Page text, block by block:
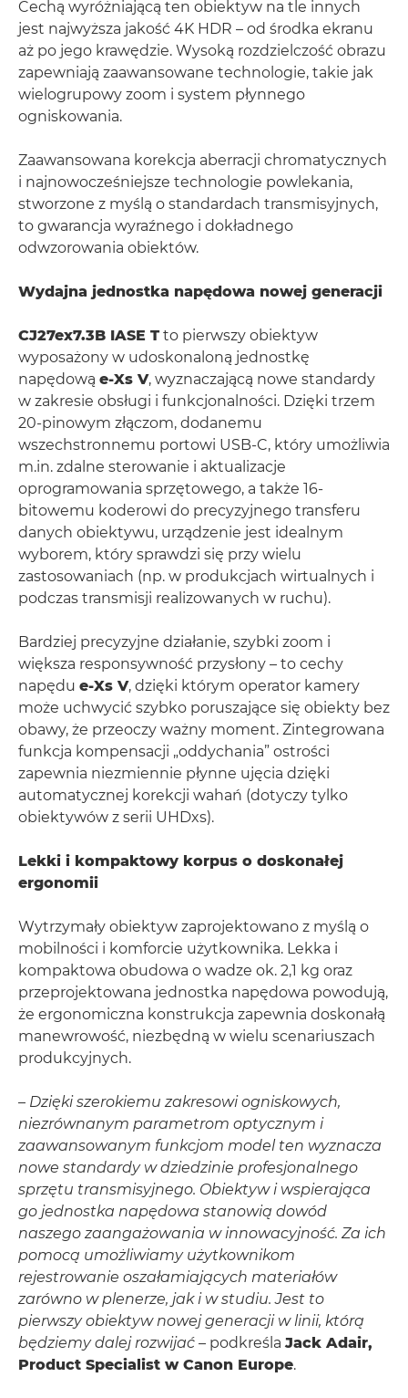
Cechą wyróżniającą ten obiektyw na tle innych
jest najwyższa jakość 4K HDR – od środka ekranu
aż po jego krawędzie. Wysoką rozdzielczość obrazu
zapewniają zaawansowane technologie, takie jak
wielogrupowy zoom i system płynnego
ogniskowania.
Zaawansowana korekcja aberracji chromatycznych
i najnowocześniejsze technologie powlekania,
stworzone z myślą o standardach transmisyjnych,
to gwarancja wyraźnego i dokładnego
odwzorowania obiektów.
Wydajna jednostka napędowa nowej generacji
CJ27ex7.3B IASE T to pierwszy obiektyw
wyposażony w udoskonaloną jednostkę
napędową e-Xs V, wyznaczającą nowe standardy
w zakresie obsługi i funkcjonalności. Dzięki trzem
20-pinowym złączom, dodanemu
wszechstronnemu portowi USB-C, który umożliwia
m.in. zdalne sterowanie i aktualizacje
oprogramowania sprzętowego, a także 16-
bitowemu koderowi do precyzyjnego transferu
danych obiektywu, urządzenie jest idealnym
wyborem, który sprawdzi się przy wielu
zastosowaniach (np. w produkcjach wirtualnych i
podczas transmisji realizowanych w ruchu).
Bardziej precyzyjne działanie, szybki zoom i
większa responsywność przysłony – to cechy
napędu e-Xs V, dzięki którym operator kamery
może uchwycić szybko poruszające się obiekty bez
obawy, że przeoczy ważny moment. Zintegrowana
funkcja kompensacji „oddychania” ostrości
zapewnia niezmiennie płynne ujęcia dzięki
automatycznej korekcji wahań (dotyczy tylko
obiektywów z serii UHDxs).
Lekki i kompaktowy korpus o doskonałej
ergonomii
Wytrzymały obiektyw zaprojektowano z myślą o
mobilności i komforcie użytkownika. Lekka i
kompaktowa obudowa o wadze ok. 2,1 kg oraz
przeprojektowana jednostka napędowa powodują,
że ergonomiczna konstrukcja zapewnia doskonałą
manewrowość, niezbędną w wielu scenariuszach
produkcyjnych.
– Dzięki szerokiemu zakresowi ogniskowych,
niezrównanym parametrom optycznym i
zaawansowanym funkcjom model ten wyznacza
nowe standardy w dziedzinie profesjonalnego
sprzętu transmisyjnego. Obiektyw i wspierająca
go jednostka napędowa stanowią dowód
naszego zaangażowania w innowacyjność. Za ich
pomocą umożliwiamy użytkownikom
rejestrowanie oszałamiających materiałów
zarówno w plenerze, jak i w studiu. Jest to
pierwszy obiektyw nowej generacji w linii, którą
będziemy dalej rozwijać – podkreśla Jack Adair,
Product Specialist w Canon Europe.